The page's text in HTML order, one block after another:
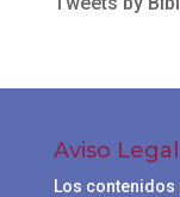
Aviso Legal
Los contenidos